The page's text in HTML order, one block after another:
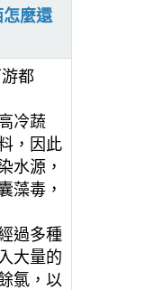
麼還
都
冷蔬
，因此
水源，
藻毒，
過多種
大量的
氯，以